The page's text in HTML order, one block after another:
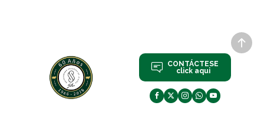
CONTÁCTESE
click aqui